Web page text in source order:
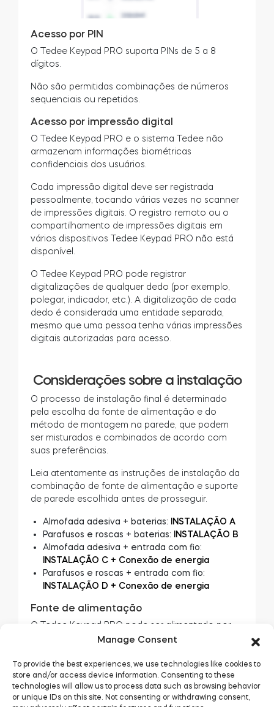
Manage Consent
To provide the best experiences, we use technologies like cookies to
store and/or access device information. Consenting to these
technologies will allow us to process data such as browsing behavior
or unique IDs on this site. Not consenting or withdrawing consent,
Acesso por PIN
O Tedee Keypad PRO suporta PINs de 5 a 8
dígitos.
Não são permitidas combinações de números
sequenciais ou repetidos.
Acesso por impressão digital
O Tedee Keypad PRO e o sistema Tedee não
armazenam informações biométricas
confidenciais dos usuários.
Cada impressão digital deve ser registrada
pessoalmente, tocando várias vezes no scanner
de impressões digitais. O registro remoto ou o
compartilhamento de impressões digitais em
vários dispositivos Tedee Keypad PRO não está
disponível.
O Tedee Keypad PRO pode registrar
digitalizações de qualquer dedo (por exemplo,
polegar, indicador, etc.). A digitalização de cada
dedo é considerada uma entidade separada,
mesmo que uma pessoa tenha várias impressões
digitais autorizadas para acesso.
Considerações sobre a instalação
O processo de instalação final é determinado
pela escolha da fonte de alimentação e do
método de montagem na parede, que podem
ser misturados e combinados de acordo com
suas preferências.
Leia atentamente as instruções de instalação da
combinação de fonte de alimentação e suporte
de parede escolhida antes de prosseguir.
Almofada adesiva + baterias:
INSTALAÇÃO A
Parafusos e roscas + baterias:
INSTALAÇÃO B
Almofada adesiva + entrada com fio:
INSTALAÇÃO C + Conexão de energia
Parafusos e roscas + entrada com fio:
INSTALAÇÃO D + Conexão de energia
Fonte de alimentação
O Tedee Keypad PRO pode ser alimentado por
4 pilhas LR03 AAA de 1,5 V
Um único conjunto de baterias alimenta o Tedee
Keypad PRO por mais de 12 meses. Quando o
nível da bateria cai para 15%, o aplicativo Tedee